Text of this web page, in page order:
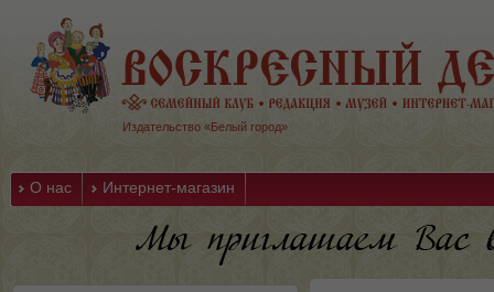
Издательство «Белый город»
О нас Интернет-магазин